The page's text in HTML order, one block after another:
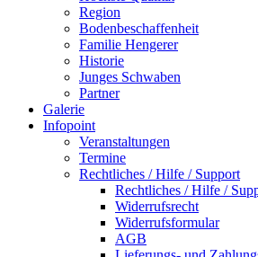
Region
Bodenbeschaffenheit
Familie Hengerer
Historie
Junges Schwaben
Partner
Galerie
Infopoint
Veranstaltungen
Termine
Rechtliches / Hilfe / Support
Rechtliches / Hilfe /
Widerrufsrecht
Widerrufsformular
AGB